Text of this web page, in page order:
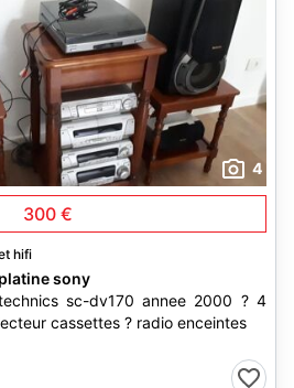
4
300 €
hifi
sony
sc-dv170 annee 2000 ? 4
cassettes ? radio enceintes